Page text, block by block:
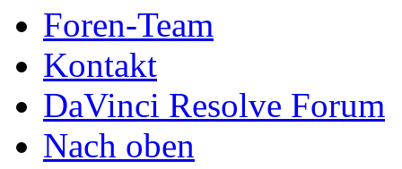
Foren-Team
Kontakt
DaVinci Resolve Forum
Nach oben